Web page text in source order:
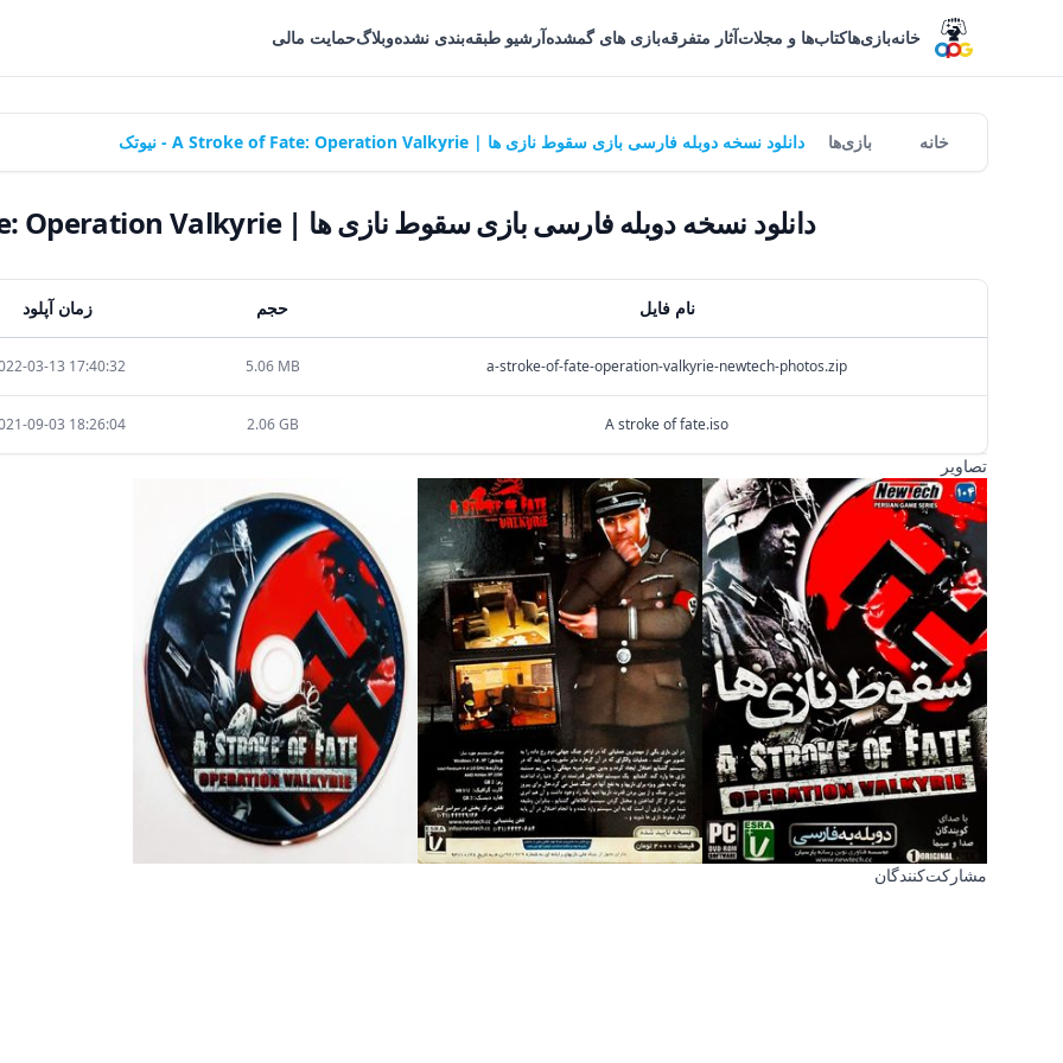
خانهبازی‌هاکتاب‌ها و مجلاتآثار متفرقهبازی های گمشدهآرشیو طبقه‌بندی نشدهوبلاگحمایت مالی
خانه بازی‌ها دانلود نسخه دوبله فارسی بازی سقوط نازی ها | A Stroke of Fate: Operation Valkyrie - نیوتک
دانلود نسخه دوبله فارسی بازی سقوط نازی ها | A Stroke of Fate: Operation Valkyrie - نیوتک
نام فایل حجم زمان آپلود
a-stroke-of-fate-operation-valkyrie-newtech-photos.zip
5.06 MB
03-13 17:40:32
A stroke of fate.iso
2.06 GB
09-03 18:26:04
تصاویر
مشارکت‌کنندگان